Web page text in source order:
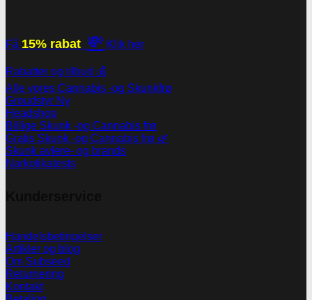
Få 15% rabat 💸 Klik her
Rabatter og tilbud 💰
Alle vores Cannabis -og Skunkfrø
Groudstyr
Headshop
Billige Skunk -og Cannabis frø
Gratis Skunk -og Cannabis frø 🌿
Skunk avlere- og brands
Narkotikatests
Handelsbetingelser
Artikler og blog
Om Subseed
Returnering
Kontakt